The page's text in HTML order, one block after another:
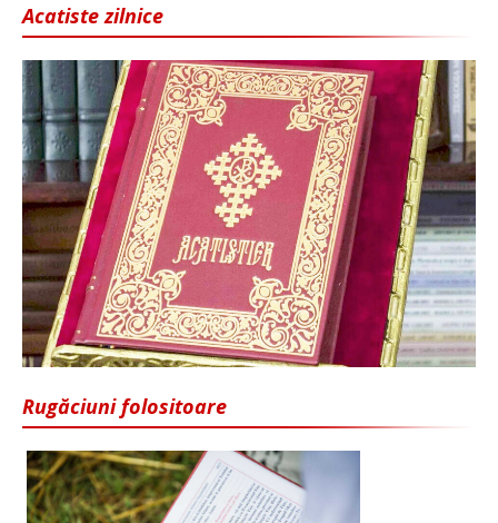
Acatiste zilnice
Rugăciuni folositoare